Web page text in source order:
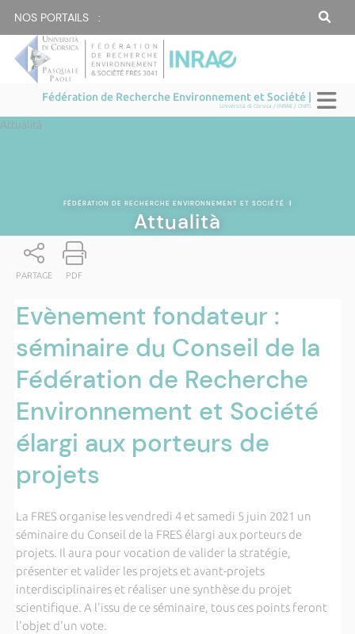
NOS PORTAILS :
Fédération de Recherche Environnement et Société |
Università di Corsica / INRAE / CNRS
Attualità
FÉDÉRATION DE RECHERCHE ENVIRONNEMENT ET SOCIÉTÉ |
Attualità
PARTAGE PDF
Evènement fondateur :
séminaire du Conseil de la
Fédération de Recherche
Environnement et Société
élargi aux porteurs de
projets
La FRES organise les vendredi 4 et samedi 5 juin 2021 un
séminaire du Conseil de la FRES élargi aux porteurs de
projets. Il aura pour vocation de valider la stratégie,
présenter et valider les projets et avant-projets
interdisciplinaires et réaliser une synthèse du projet
scientifique. A l'issu de ce séminaire, tous ces points feront
l'objet d'un vote.